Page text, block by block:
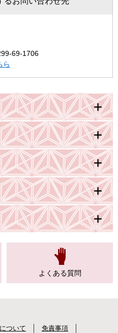
69-1706
ら
よくある質問
ついて 免責事項